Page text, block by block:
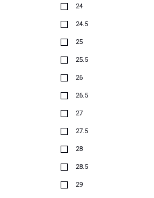
24
24.5
25
25.5
26
26.5
27
27.5
28
28.5
29